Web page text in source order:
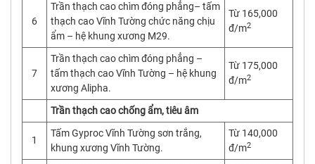
6
Trần thạch cao chìm đóng phẳng– tấm
thạch cao Vĩnh Tường chức năng chịu
ẩm – hệ khung xương M29.
Từ 165,000
đ/m2
7
Trần thạch cao chìm đóng phẳng –
tấm thạch cao Vĩnh Tường – hệ khung
xương Alipha.
Từ 175,000
đ/m2
Trần thạch cao chống ẩm, tiêu âm
1
Tấm Gyproc Vĩnh Tường sơn trắng,
khung xương Vĩnh Tường.
Từ 140,000
đ/m2